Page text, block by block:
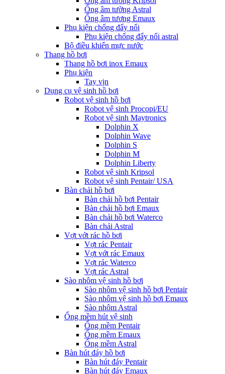
Ống âm tường Astral
Ống âm tương Emaux
Phụ kiện chống đẩy nổi
Phụ kiện chống đẩy nổi astral
Bộ điều khiển mực nước
Thang hồ bơi
Thang hồ bơi inox Emaux
Phụ kiện
Tay vịn
Dụng cụ vệ sinh hồ bơi
Robot vệ sinh hồ bơi
Robot vệ sinh Procopi/EU
Robot vệ sinh Maytronics
Dolphin X
Dolphin Wave
Dolphin S
Dolphin M
Dolphin Liberty
Robot vệ sinh Kripsol
Robot vệ sinh Pentair/ USA
Bàn chải hồ bơi
Bàn chải hồ bơi Pentair
Bàn chải hồ bơi Emaux
Bàn chải hồ bơi Waterco
Bàn chải Astral
Vợt vớt rác hồ bơi
Vợt rác Pentair
Vợt vớt rác Emaux
Vợt rác Waterco
Vợt rác Astral
Sào nhôm vệ sinh hồ bơi
Sào nhôm vệ sinh hồ bơi Pentair
Sào nhôm vệ sinh hồ bơi Emaux
Sào nhôm Astral
Ống mềm hút vệ sinh
Ống mềm Pentair
Ống mềm Emaux
Ống mềm Astral
Bàn hút đáy hồ bơi
Bàn hút đáy Pentair
Bàn hút đáy Emaux